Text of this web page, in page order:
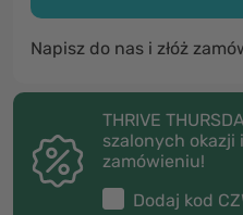
Napisz do nas i złóż
THRIVE
szalonych okazji
zamówieniu!
Dodaj kod